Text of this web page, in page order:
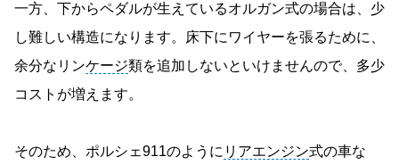
一方、下からペダルが生えているオルガン式の場合は、少
し難しい構造になります。床下にワイヤーを張るために、
余分なリンケージ類を追加しないといけませんので、多少
コストが増えます。
そのため、ポルシェ911のように リアエンジン式の車な